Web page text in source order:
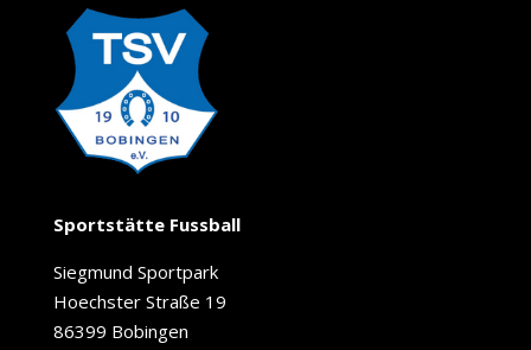
Sportstätte Fussball
Siegmund Sportpark
Hoechster Straße 19
86399 Bobingen